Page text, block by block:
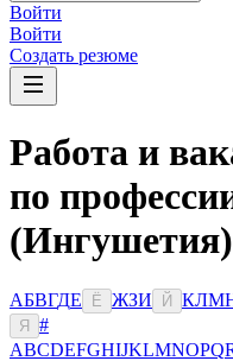
Войти
Войти
Создать резюме
Работа и
по
(Ингушетия)
АБВГДЕ Ё ЖЗИ Й КЛМ
Я
#
ABCDEFGHIJKLMNOPQ